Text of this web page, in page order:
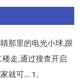
那里的电光小球,跟
走,通过搜查开启
就可... 1。